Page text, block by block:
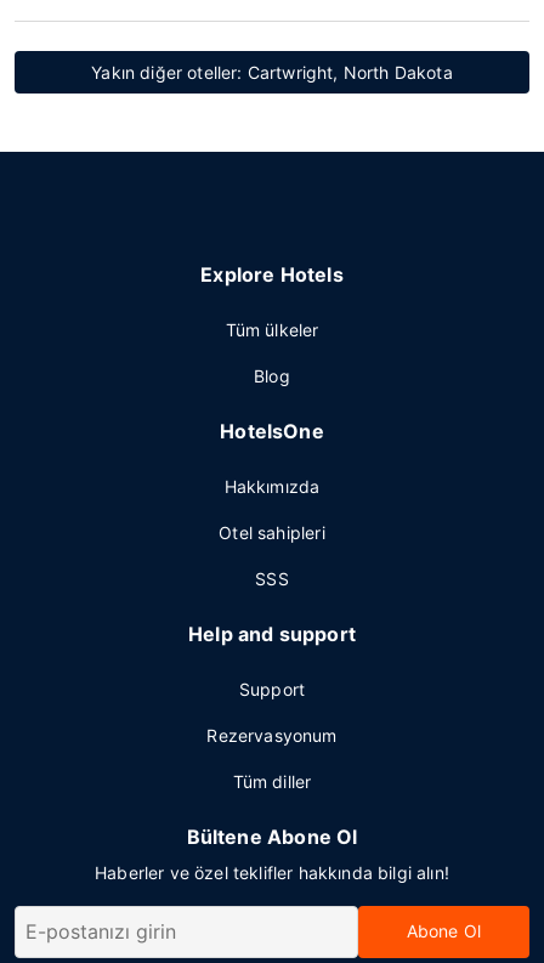
Yakın diğer oteller: Cartwright, North Dakota
Explore Hotels
Tüm ülkeler
Blog
HotelsOne
Hakkımızda
Otel sahipleri
SSS
Help and support
Support
Rezervasyonum
Tüm diller
Bültene Abone Ol
Haberler ve özel teklifler hakkında bilgi alın!
Abone Ol